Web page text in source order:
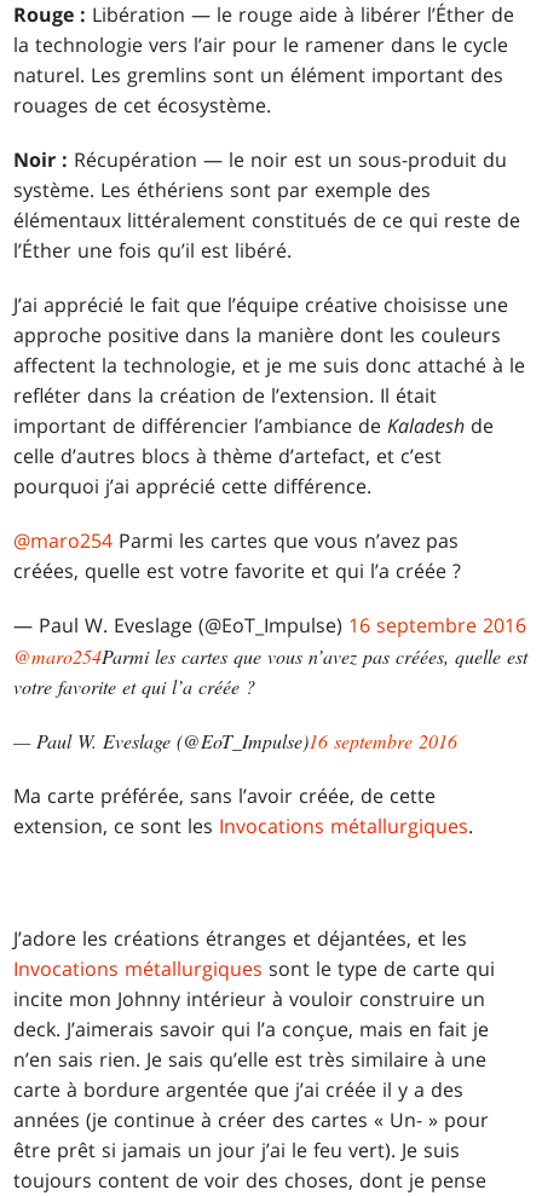
Rouge : Libération — le rouge aide à libérer l’Éther de
la technologie vers l’air pour le ramener dans le cycle
naturel. Les gremlins sont un élément important des
rouages de cet écosystème.
Noir : Récupération — le noir est un sous-produit du
système. Les éthériens sont par exemple des
élémentaux littéralement constitués de ce qui reste de
l’Éther une fois qu’il est libéré.
J’ai apprécié le fait que l’équipe créative choisisse une
approche positive dans la manière dont les couleurs
affectent la technologie, et je me suis donc attaché à le
refléter dans la création de l’extension. Il était
important de différencier l’ambiance de Kaladesh de
celle d’autres blocs à thème d’artefact, et c’est
pourquoi j’ai apprécié cette différence.
@maro254 Parmi les cartes que vous n’avez pas
créées, quelle est votre favorite et qui l’a créée ?
— Paul W. Eveslage (@EoT_Impulse) 16 septembre 2016
@maro254Parmi les cartes que vous n’avez pas créées, quelle est
votre favorite et qui l’a créée ?
— Paul W. Eveslage (@EoT_Impulse)16 septembre 2016
Ma carte préférée, sans l’avoir créée, de cette
extension, ce sont les Invocations métallurgiques.
J’adore les créations étranges et déjantées, et les
Invocations métallurgiques sont le type de carte qui
incite mon Johnny intérieur à vouloir construire un
deck. J’aimerais savoir qui l’a conçue, mais en fait je
n’en sais rien. Je sais qu’elle est très similaire à une
carte à bordure argentée que j’ai créée il y a des
années (je continue à créer des cartes « Un- » pour
être prêt si jamais un jour j’ai le feu vert). Je suis
toujours content de voir des choses, dont je pense